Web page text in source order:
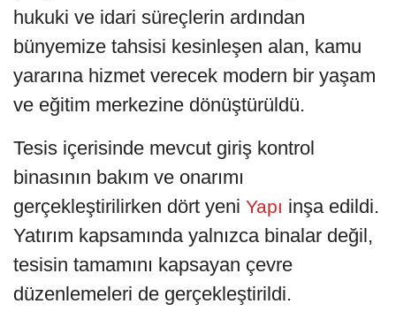
hukuki ve idari süreçlerin ardından
bünyemize tahsisi kesinleşen alan, kamu
yararına hizmet verecek modern bir yaşam
ve eğitim merkezine dönüştürüldü.
Tesis içerisinde mevcut giriş kontrol
binasının bakım ve onarımı
gerçekleştirilirken dört yeni Yapı inşa edildi.
Yatırım kapsamında yalnızca binalar değil,
tesisin tamamını kapsayan çevre
düzenlemeleri de gerçekleştirildi.